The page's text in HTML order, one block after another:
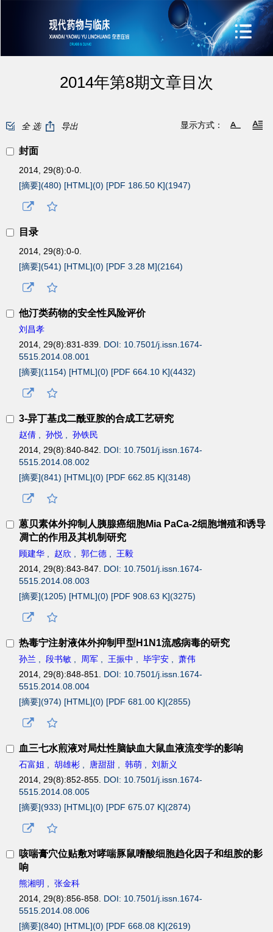
2014年第8期文章目次
全 选 导出 显示方式：
封面
2014, 29(8):0-0.
[摘要](480) [HTML](0) [PDF 186.50 K](1947)
目录
2014, 29(8):0-0.
[摘要](541) [HTML](0) [PDF 3.28 M](2164)
他汀类药物的安全性风险评价
刘昌孝
2014, 29(8):831-839. DOI: 10.7501/j.issn.1674-
5515.2014.08.001
[摘要](1154) [HTML](0) [PDF 664.10 K](4432)
3-异丁基戊二酰亚胺的合成工艺研究
赵倩 , 孙悦 , 孙铁民
2014, 29(8):840-842. DOI: 10.7501/j.issn.1674-
5515.2014.08.002
[摘要](841) [HTML](0) [PDF 662.85 K](3148)
蒽贝素体外抑制人胰腺癌细胞Mia PaCa-2细胞增殖和诱导
凋亡的作用及其机制研究
顾建华 , 赵欣 , 郭仁德 , 王毅
2014, 29(8):843-847. DOI: 10.7501/j.issn.1674-
5515.2014.08.003
[摘要](1205) [HTML](0) [PDF 908.63 K](3275)
热毒宁注射液体外抑制甲型H1N1流感病毒的研究
孙兰 , 段书敏 , 周军 , 王振中 , 毕宇安 , 萧伟
2014, 29(8):848-851. DOI: 10.7501/j.issn.1674-
5515.2014.08.004
[摘要](974) [HTML](0) [PDF 681.00 K](2855)
血三七水煎液对局灶性脑缺血大鼠血液流变学的影响
石富姐 , 胡雄彬 , 唐甜甜 , 韩萌 , 刘新义
2014, 29(8):852-855. DOI: 10.7501/j.issn.1674-
5515.2014.08.005
[摘要](933) [HTML](0) [PDF 675.07 K](2874)
咳喘膏穴位贴敷对哮喘豚鼠嗜酸细胞趋化因子和组胺的影
响
熊湘明 , 张金科
2014, 29(8):856-858. DOI: 10.7501/j.issn.1674-
5515.2014.08.006
[摘要](840) [HTML](0) [PDF 668.08 K](2619)